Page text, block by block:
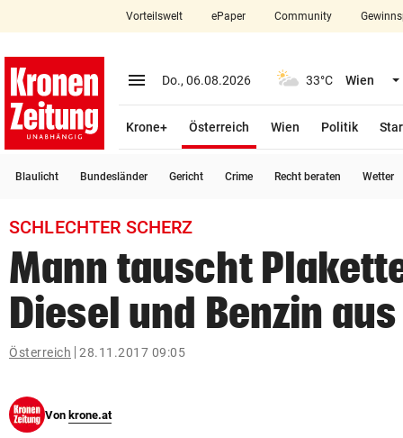
closeSchließen
account_circle Anmelden
arrow_right
bookmark
search
Suchbegriff
eingeben
© Krone Multimedia GmbH & Co KG 2026
Vorteilswelt ePaper Community
menu Menü aufklappen
Do., 06.08.2026 33°C Wien
Krone+ Österreich
Wien
Politik
Blaulicht Bundesländer Gericht Crime Recht beraten Wetter
SCHLECHTER SCHERZ
Mann tauscht
Diesel und Benzin aus
Österreich 28.11.2017 09:05
Von krone.at